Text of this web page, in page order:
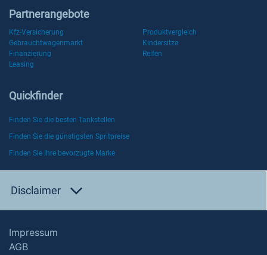
Partnerangebote
Kfz-Versicherung
Produktvergleich
Gebrauchtwagenmarkt
Kindersitze
Finanzierung
Reifen
Leasing
Quickfinder
Finden Sie die besten Tankstellen
Finden Sie die günstigsten Spritpreise
Finden Sie Ihre bevorzugte Marke
Disclaimer
Impressum
AGB